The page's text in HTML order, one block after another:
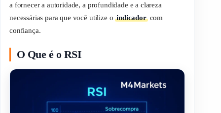
a fornecer a autoridade, a profundidade e a clareza
necessárias para que você utilize oindicadorcom
confiança.
O Que é o RSI